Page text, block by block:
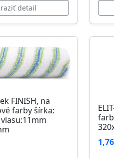
detail
FINISH, na
farby šírka: